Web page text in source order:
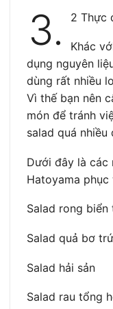
3. 2 Thực
Khác
dụng nguyên
dùng rất nhiều
Vì thế bạn nên
món để tránh
salad quá nhiều
Dưới đây là các
Hatoyama phục
Salad rong
Salad quả bơ
Salad hải sản
Salad rau tổng